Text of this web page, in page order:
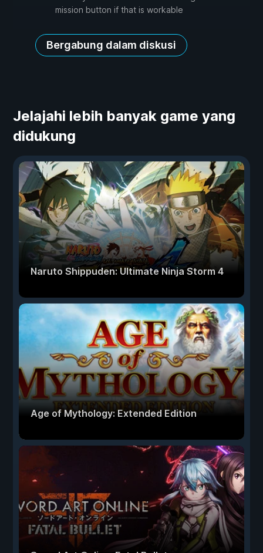
mission button if that is workable
Bergabung dalam diskusi
Jelajahi lebih banyak game yang
didukung
Naruto Shippuden: Ultimate Ninja Storm 4
Age of Mythology: Extended Edition